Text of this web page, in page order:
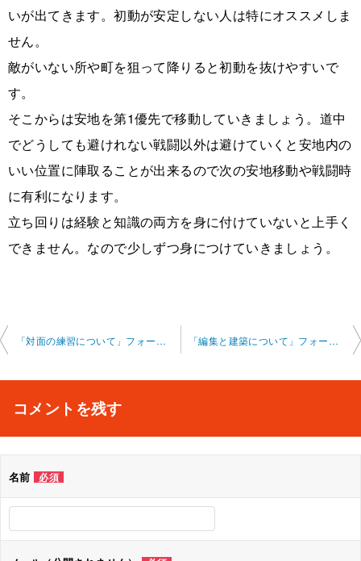
いが出てきます。初動が安定しない人は特にオススメしま
せん。
敵がいない所や町を狙って降りると初動を抜けやすいで
す。
そこからは安地を第1優先で移動していきましょう。道中
でどうしても避けれない戦闘以外は避けていくと安地内の
いい位置に陣取ることが出来るので次の安地移動や戦闘時
に有利になります。
立ち回りは経験と知識の両方を身に付けていないと上手く
できません。なので少しずつ身につけていきましょう。
投
ビ
シ
「対面の練習について」フォートナイト オンライン 2025-1-8-no0002-0011 「編集と建築について」フォートナイト オンライン 2025-1-12-no0002-0028
コメントを残す
名前 必須